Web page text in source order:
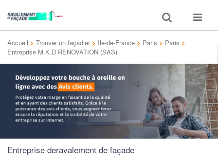
Toggle
search
Toggle
Accueil > Trouver un façadier > Ile-de-France > Paris > Paris >
Entreprise M.K.D RENOVATION (SAS)
Entreprise deravalement de façade